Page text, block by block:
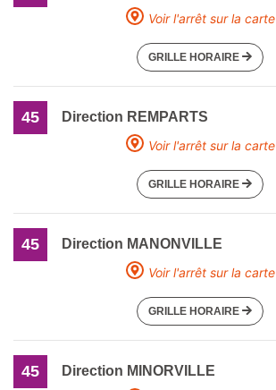
Voir l'arrêt sur la carte
GRILLE HORAIRE
45
Direction REMPARTS
Voir l'arrêt sur la carte
GRILLE HORAIRE
45
Direction MANONVILLE
Voir l'arrêt sur la carte
GRILLE HORAIRE
45
Direction MINORVILLE